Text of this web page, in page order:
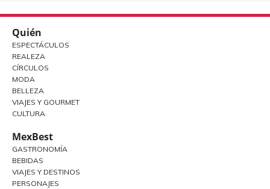
Quién
ESPECTÁCULOS
REALEZA
CÍRCULOS
MODA
BELLEZA
VIAJES Y GOURMET
CULTURA
MexBest
GASTRONOMÍA
BEBIDAS
VIAJES Y DESTINOS
PERSONAJES